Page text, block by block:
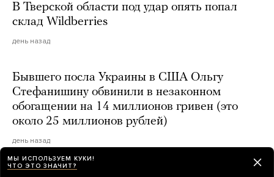
В Тверской области под удар опять попал
склад Wildberries
день назад
Бывшего посла Украины в США Ольгу
Стефанишину обвинили в незаконном
обогащении на 14 миллионов гривен (это
около 25 миллионов рублей)
день назад
МЫ ИСПОЛЬЗУЕМ КУКИ!
ЧТО ЭТО ЗНАЧИТ?